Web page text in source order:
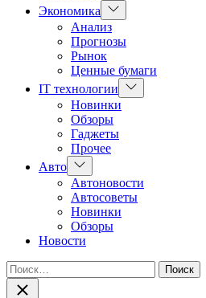
Экономика
Показать
подменю
Анализ
Прогнозы
Рынок
Ценные бумаги
IT технологии
Показать
подменю
Новинки
Обзоры
Гаджеты
Прочее
Авто Показать
подменю
Автоновости
Автосоветы
Новинки
Обзоры
Новости
Найти:
Закрыть